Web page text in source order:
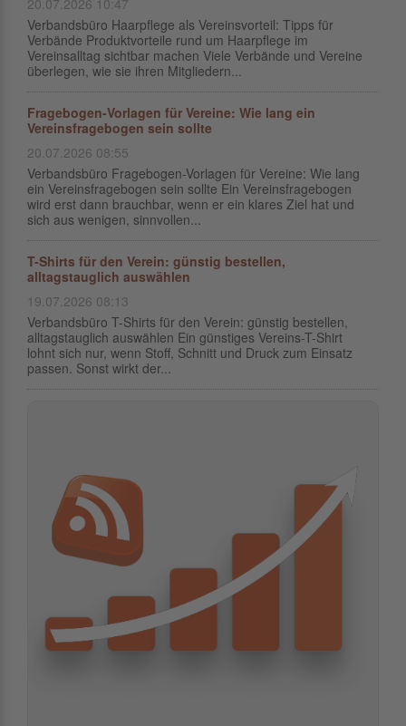
20.07.2026 10:47
Verbandsbüro Haarpflege als Vereinsvorteil: Tipps für
Verbände Produktvorteile rund um Haarpflege im
Vereinsalltag sichtbar machen Viele Verbände und Vereine
überlegen, wie sie ihren Mitgliedern...
Fragebogen-Vorlagen für Vereine: Wie lang ein
Vereinsfragebogen sein sollte
20.07.2026 08:55
Verbandsbüro Fragebogen-Vorlagen für Vereine: Wie lang
ein Vereinsfragebogen sein sollte Ein Vereinsfragebogen
wird erst dann brauchbar, wenn er ein klares Ziel hat und
sich aus wenigen, sinnvollen...
T-Shirts für den Verein: günstig bestellen,
alltagstauglich auswählen
19.07.2026 08:13
Verbandsbüro T-Shirts für den Verein: günstig bestellen,
alltagstauglich auswählen Ein günstiges Vereins-T-Shirt
lohnt sich nur, wenn Stoff, Schnitt und Druck zum Einsatz
passen. Sonst wirkt der...